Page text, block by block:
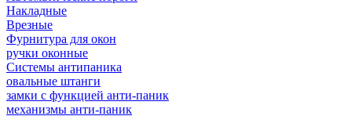
Накладные
Врезные
Фурнитура для окон
ручки оконные
Системы антипаника
овальные штанги
замки с функцией анти-паник
механизмы анти-паник